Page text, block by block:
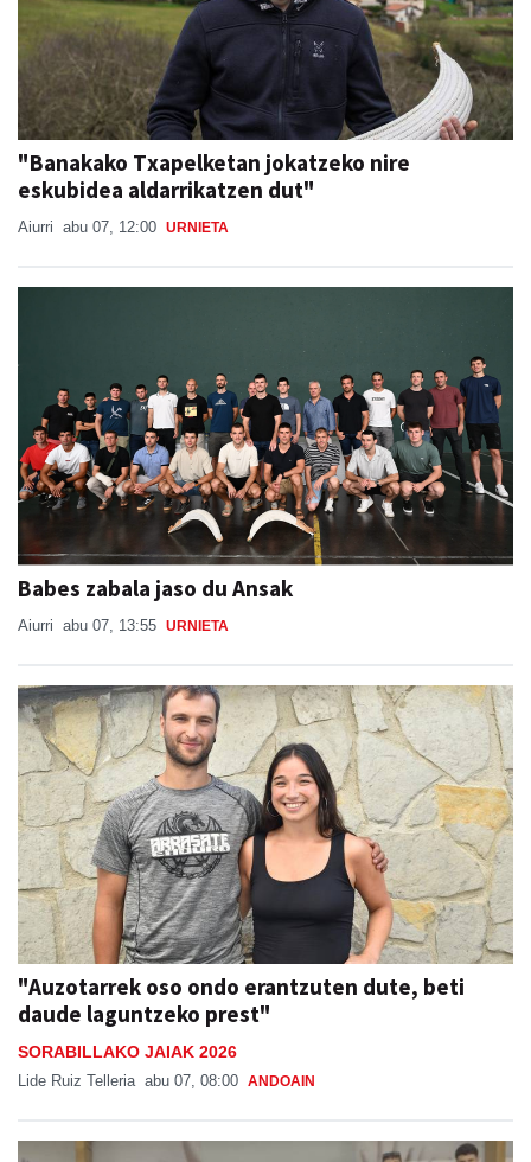
"Banakako Txapelketan jokatzeko nire
eskubidea aldarrikatzen dut"
Aiurri abu 07, 12:00 URNIETA
Babes zabala jaso du Ansak
Aiurri abu 07, 13:55 URNIETA
"Auzotarrek oso ondo erantzuten dute, beti
daude laguntzeko prest"
SORABILLAKO JAIAK 2026
Lide Ruiz Telleria abu 07, 08:00 ANDOAIN